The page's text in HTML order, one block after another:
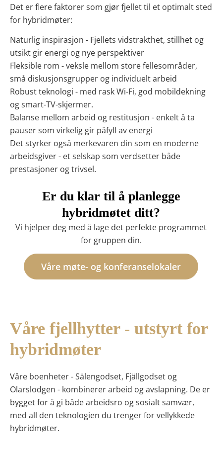
Det er flere faktorer som gjør fjellet til et optimalt sted
for hybridmøter:
Naturlig inspirasjon - Fjellets vidstrakthet, stillhet og
utsikt gir energi og nye perspektiver
Fleksible rom - veksle mellom store fellesområder,
små diskusjonsgrupper og individuelt arbeid
Robust teknologi - med rask Wi-Fi, god mobildekning
og smart-TV-skjermer.
Balanse mellom arbeid og restitusjon - enkelt å ta
pauser som virkelig gir påfyll av energi
Det styrker også merkevaren din som en moderne
arbeidsgiver - et selskap som verdsetter både
prestasjoner og trivsel.
Er du klar til å planlegge
hybridmøtet ditt?
Vi hjelper deg med å lage det perfekte programmet
for gruppen din.
Våre møte- og konferanselokaler
Våre fjellhytter - utstyrt for
hybridmøter
Våre boenheter - Sälengodset, Fjällgodset og
Olarslodgen - kombinerer arbeid og avslapning. De er
bygget for å gi både arbeidsro og sosialt samvær,
med all den teknologien du trenger for vellykkede
hybridmøter.